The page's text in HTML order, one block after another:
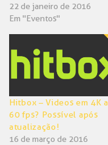
22 de janeiro de 2016
Em "Eventos"
Hitbox – Videos em 4K a
60 fps? Possível após
atualização!
16 de março de 2016